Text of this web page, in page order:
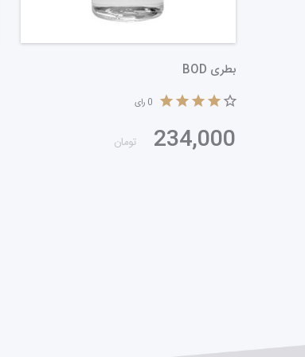
لوله دورهام 55*10 میلی
0 رای
1,700 تومان